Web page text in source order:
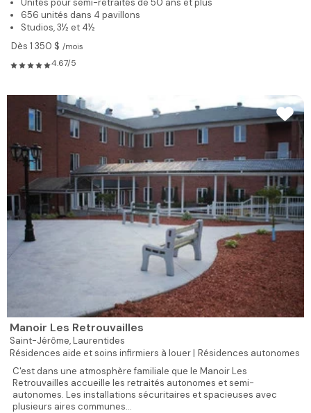
Unités pour semi-retraités de 50 ans et plus
656 unités dans 4 pavillons
Studios, 3½ et 4½
Dès 1 350 $ /mois
4.67/5
Manoir Les Retrouvailles
Saint-Jérôme,Laurentides
Résidences aide et soins infirmiers à louer | Résidences autonomes
C'est dans une atmosphère familiale que le Manoir Les
Retrouvailles accueille les retraités autonomes et semi-
autonomes. Les installations sécuritaires et spacieuses avec
plusieurs aires communes...